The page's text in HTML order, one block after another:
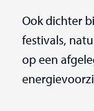
Ook dichter
festivals,
op een